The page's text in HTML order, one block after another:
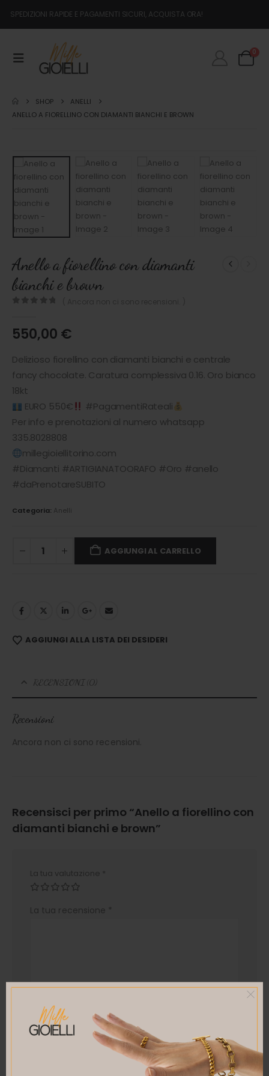
SPEDIZIONI RAPIDE E PAGAMENTI SICURI, ACQUISTA ORA!
0
SHOP
ANELLI
ANELLO A FIORELLINO CON DIAMANTI BIANCHI E BROWN
Anello a fiorellino con diamanti
bianchi e brown
550,00 €
Delizioso fiorellino con diamanti bianchi e centrale
fancy chocolate. Caratura complessiva 0.16. Oro bianco
18kt
EURO 550€
#PagamentiRateali
Per info e prenotazioni al numero whatsapp
335.8028808
millegioiellitorino.com
#Diamanti #ARTIGIANATOORAFO #Oro #anello
#daPrenotareSUBITO
Categoria: Anelli
AGGIUNGI AL CARRELLO
AGGIUNGI ALLA LISTA DEI DESIDERI
RECENSIONI (0)
Recensioni
Ancora non ci sono recensioni.
Recensisci per primo “Anello a fiorellino con
diamanti bianchi e brown”
La tua valutazione *
La tua recensione *
Nome*